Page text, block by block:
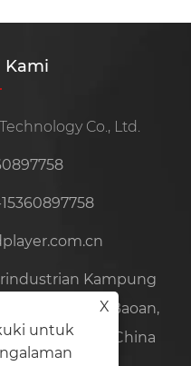
Kami
Co., Ltd.
Kampung
Daerah Baoan,
Guangdong, China
X
untuk